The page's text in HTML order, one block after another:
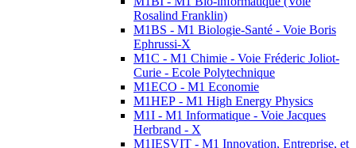
Rosalind Franklin)
M1BS - M1 Biologie-Santé - Voie Boris
Ephrussi-X
M1C - M1 Chimie - Voie Fréderic Joliot-
Curie - Ecole Polytechnique
M1ECO - M1 Economie
M1HEP - M1 High Energy Physics
M1I - M1 Informatique - Voie Jacques
Herbrand - X
M1IESVIT - M1 Innovation, Entreprise, et